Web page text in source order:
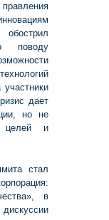
поводу
дает
но не
целей и
стал
в